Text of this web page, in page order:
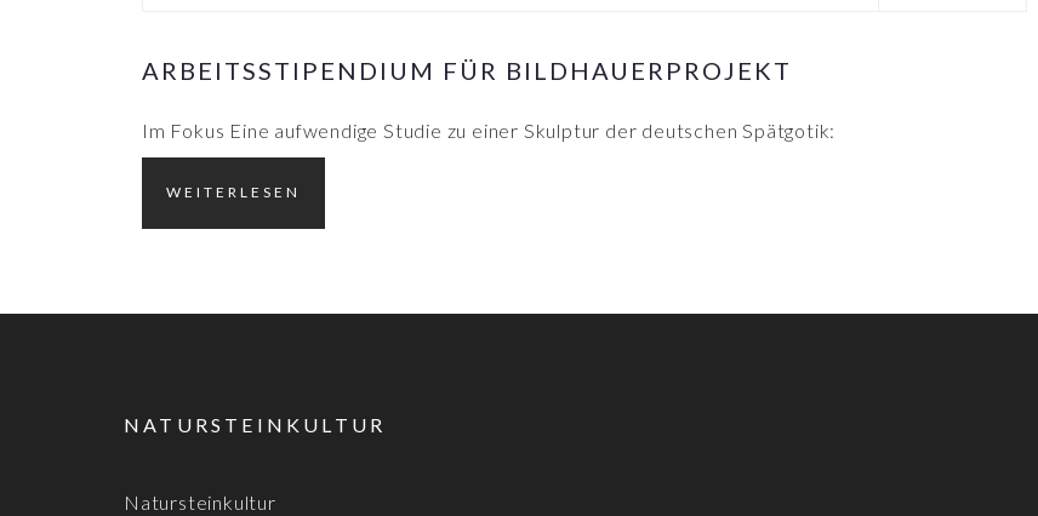
ARBEITSSTIPENDIUM FÜR BILDHAUERPROJEKT
Im Fokus Eine aufwendige Studie zu einer Skulptur der deutschen Spätgotik:
WEITERLESEN
NATURSTEINKULTUR
Natursteinkultur